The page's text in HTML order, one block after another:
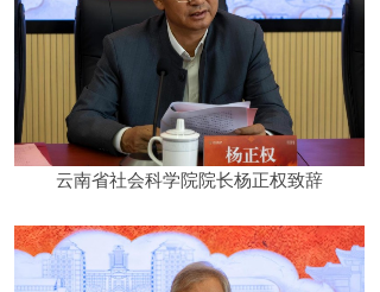
云南省社会科学院院长杨正权致辞